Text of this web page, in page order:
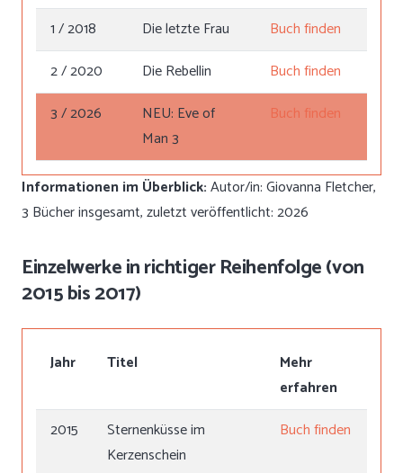
1 / 2018
Die letzte Frau
Buch finden
2 / 2020
Die Rebellin
Buch finden
3 / 2026
NEU: Eve of
Man 3
Buch finden
Informationen im Überblick:Autor/in: Giovanna Fletcher,
3 Bücher insgesamt, zuletzt veröffentlicht: 2026
Einzelwerke in richtiger Reihenfolge (von
2015 bis 2017)
Jahr Titel
Mehr
erfahren
2015
Sternenküsse im
Kerzenschein
Buch finden